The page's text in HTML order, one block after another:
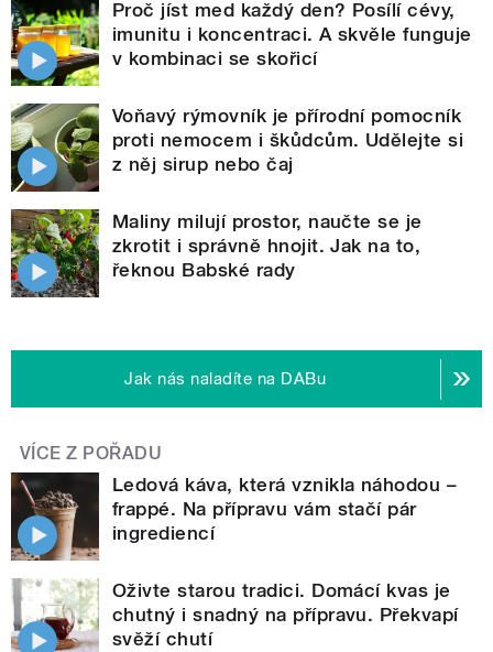
Proč jíst med každý den? Posílí cévy,
imunitu i koncentraci. A skvěle funguje
v kombinaci se skořicí
Voňavý rýmovník je přírodní pomocník
proti nemocem i škůdcům. Udělejte si
z něj sirup nebo čaj
Maliny milují prostor, naučte se je
zkrotit i správně hnojit. Jak na to,
řeknou Babské rady
Jak nás naladíte na DABu
VÍCE Z POŘADU
Ledová káva, která vznikla náhodou –
frappé. Na přípravu vám stačí pár
ingrediencí
Oživte starou tradici. Domácí kvas je
chutný i snadný na přípravu. Překvapí
svěží chutí